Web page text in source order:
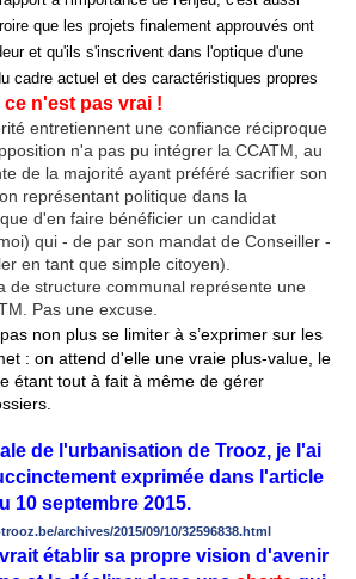
que les projets finalement approuvés ont
et qu'ils s'inscrivent dans l'optique d'une
cadre actuel et des caractéristiques propres
ce n'est pas vrai !
entretiennent une confiance réciproque
n'a pas pu intégrer la CCATM, au
de la majorité ayant préféré sacrifier son
représentant politique dans la
d'en faire bénéficier un candidat
qui - de par son mandat de Conseiller -
en tant que simple citoyen).
de structure communal représente une
Pas une excuse.
non plus se limiter à s’exprimer sur les
: on attend d'elle une vraie plus-value, le
étant tout à fait à même de gérer
de l'urbanisation de Trooz, je l'ai
exprimée dans l'article
10 septembre 2015.
archives/2015/09/10/32596838.html
établir sa propre vision d'avenir